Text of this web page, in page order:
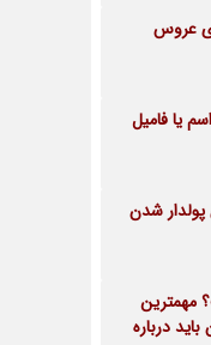
عروس
یا فامیل
پولدار شدن
مهمترین
درباره